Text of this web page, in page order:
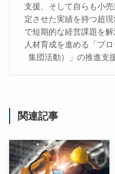
支援、そして自らも小
定させた実績を持つ超
で短期的な経営課題を
人材育成を進める「プ
集団活動）」の推進支
関連記事